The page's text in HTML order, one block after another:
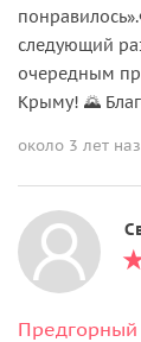
следующий
очередным
Крыму! 🌄
около 3 лет